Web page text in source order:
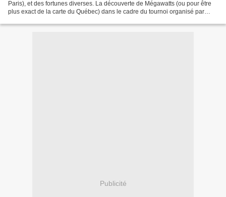
Paris), et des fortunes diverses. La découverte de Mégawatts (ou pour être
plus exact de la carte du Québec) dans le cadre du tournoi organisé par
Publicité